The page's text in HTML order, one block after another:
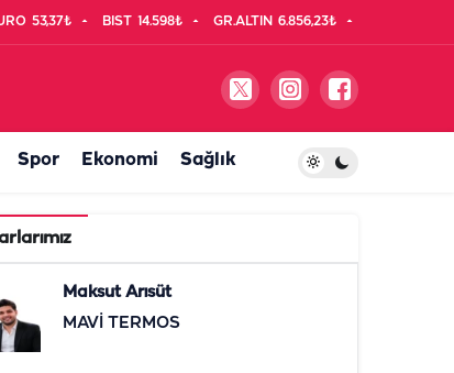
53,37₺ BIST 14.598₺ GR.ALTIN 6.856,23₺
Spor Ekonomi Sağlık
Maksut Arısüt
MAVİ TERMOS